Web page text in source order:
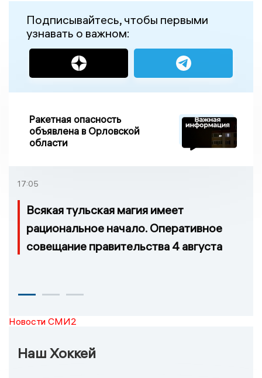
Подписывайтесь, чтобы первыми
узнавать о важном:
Ракетная опасность
объявлена в Орловской
области
17:05
Всякая тульская магия имеет
рациональное начало. Оперативное
совещание правительства 4 августа
Новости СМИ2
Наш Хоккей